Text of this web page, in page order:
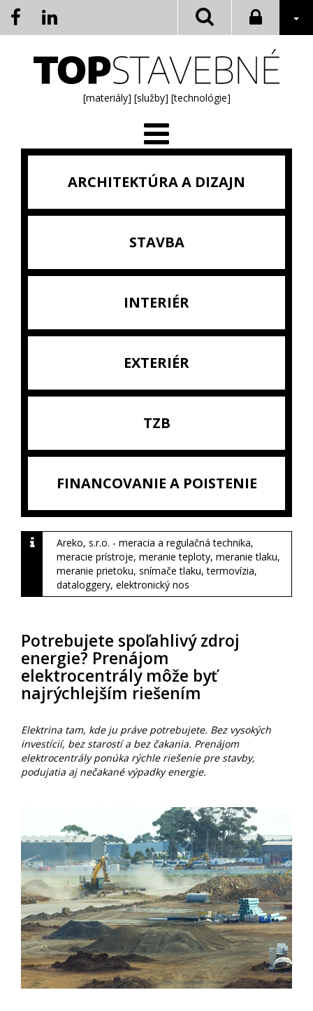
[materiály] [služby] [technológie]
ARCHITEKTÚRA A DIZAJN
STAVBA
INTERIÉR
EXTERIÉR
TZB
FINANCOVANIE A POISTENIE
Areko, s.r.o. - meracia a regulačná technika,
meracie prístroje, meranie teploty, meranie tlaku,
meranie prietoku, snímače tlaku, termovízia,
dataloggery, elektronický nos
Potrebujete spoľahlivý zdroj
energie? Prenájom
elektrocentrály môže byť
najrýchlejším riešením
Elektrina tam, kde ju práve potrebujete. Bez vysokých
investícií, bez starostí a bez čakania. Prenájom
elektrocentrály ponúka rýchle riešenie pre stavby,
podujatia aj nečakané výpadky energie.